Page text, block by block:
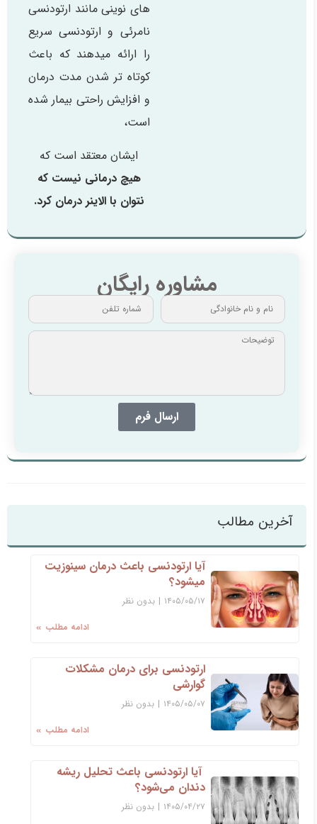
های نوینی مانند ارتودنسی
نامرئی و ارتودنسی سریع
را ارائه میدهند که باعث
کوتاه تر شدن مدت درمان
و افزایش راحتی بیمار شده
است،
ایشان معتقد است که
هیچ درمانی نیست که
نتوان با الاینر درمان کرد.
مشاوره رایگان
ارسال فرم
آخرین مطالب
آیا ارتودنسی باعث درمان سینوزیت
میشود؟
۱۴۰۵/۰۵/۱۷ | بدون نظر
ادامه مطلب
ارتودنسی برای درمان مشکلات
گوارشی
۱۴۰۵/۰۵/۰۷ | بدون نظر
ادامه مطلب
آیا ارتودنسی باعث تحلیل ریشه
دندان می‌شود؟
۱۴۰۵/۰۴/۲۷ | بدون نظر